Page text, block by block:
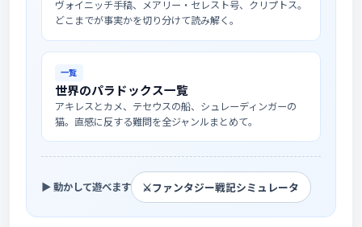
ヴォイニッチ手稿、メアリー・セレスト号、クリプトス。
どこまでが事実かを切り分けて読み解く。
一覧
世界のパラドックス一覧
アキレスとカメ、テセウスの船、シュレーディンガーの
猫。直感に反する難問を全ジャンルまとめて。
▶ 動かして遊べます ⚔️ファンタジー戦記シミュレータ